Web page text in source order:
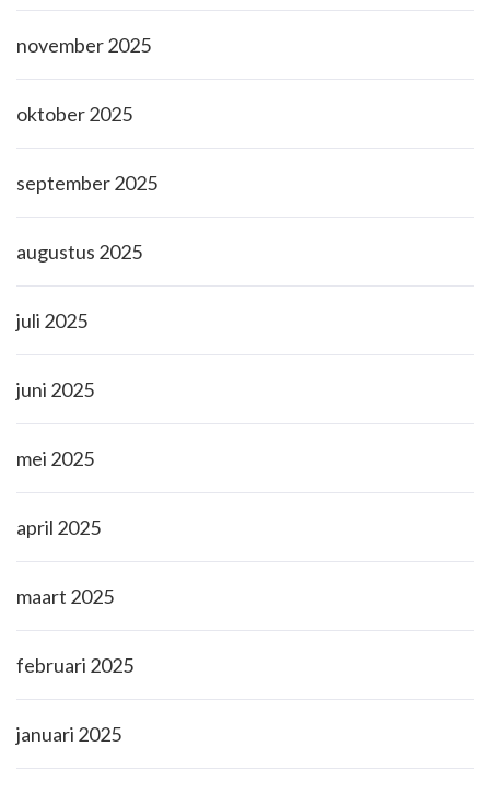
november 2025
oktober 2025
september 2025
augustus 2025
juli 2025
juni 2025
mei 2025
april 2025
maart 2025
februari 2025
januari 2025